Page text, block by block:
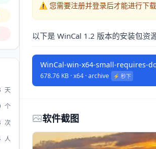
天
个
次
人
⚠️ 您需要注册并登录后才能进行下载
以下是 WinCal 1.2 版本的安装包资
WinCal-win-x64-small-requires-
678.76 KB · x64 · archive ⚡️ 秒下
软件截图